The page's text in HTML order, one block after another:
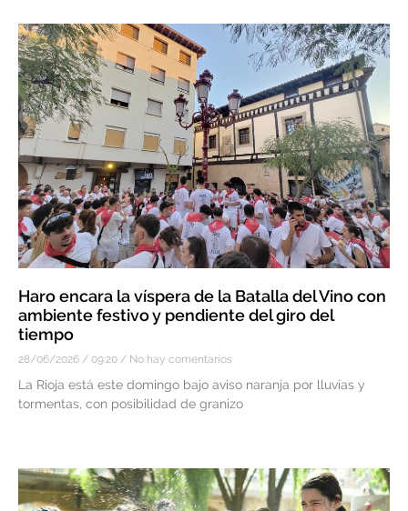
Haro encara la víspera de la Batalla del Vino con
ambiente festivo y pendiente del giro del
tiempo
28/06/2026 09:20 No hay comentarios
La Rioja está este domingo bajo aviso naranja por lluvias y
tormentas, con posibilidad de granizo